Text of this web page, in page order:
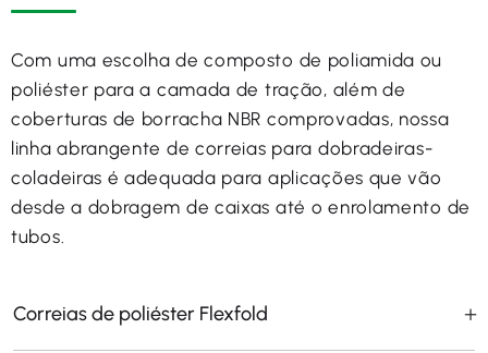
Com uma escolha de composto de poliamida ou
poliéster para a camada de tração, além de
coberturas de borracha NBR comprovadas, nossa
linha abrangente de correias para dobradeiras-
coladeiras é adequada para aplicações que vão
desde a dobragem de caixas até o enrolamento de
tubos.
Correias de poliéster Flexfold